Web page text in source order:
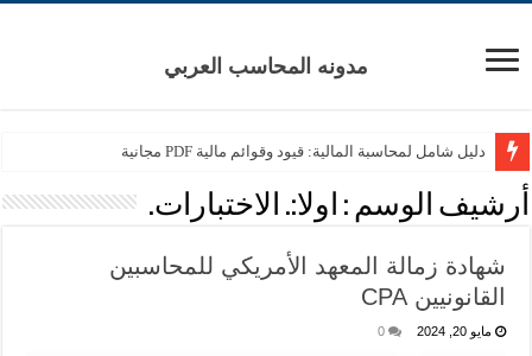
مدونه المحاسب العربي
دليل شامل لمحاسبة المالية: قيود وقوائم مالية PDF مجانية
أرشيف الوسم : اولا:. الاختبارات.
شهادة زمالة المعهد الأمريكي للمحاسبين
القانونيين CPA
مايو 20, 2024 0